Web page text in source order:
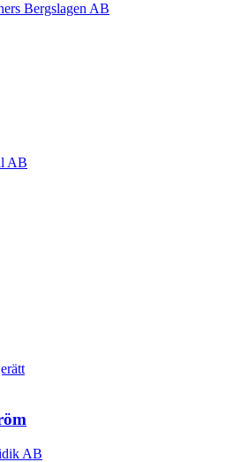
Bergslagen AB
AB
AB